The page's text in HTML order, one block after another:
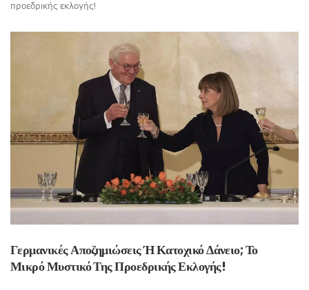
προεδρικής εκλογής!
Γερμανικές Αποζημιώσεις Ή Κατοχικό Δάνειο; Το
Μικρό Μυστικό Της Προεδρικής Εκλογής!